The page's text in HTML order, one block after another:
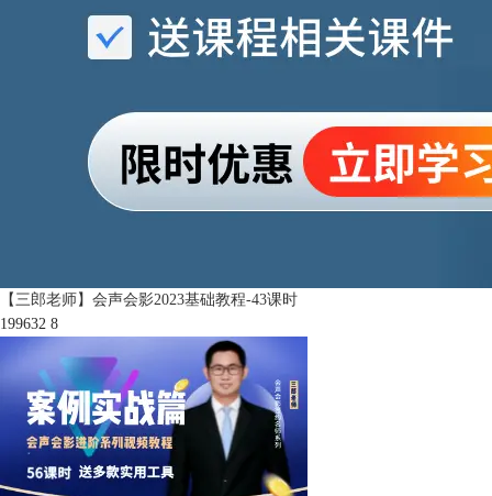
【三郎老师】会声会影2023基础教程-43课时
199632 8